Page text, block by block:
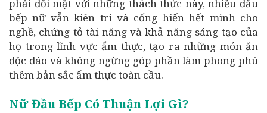
phải đối mặt với những thách thức này, nhiều đầu
bếp nữ vẫn kiên trì và cống hiến hết mình cho
nghề, chứng tỏ tài năng và khả năng sáng tạo của
họ trong lĩnh vực ẩm thực, tạo ra những món ăn
độc đáo và không ngừng góp phần làm phong phú
thêm bản sắc ẩm thực toàn cầu.
Nữ Đầu Bếp Có Thuận Lợi Gì?